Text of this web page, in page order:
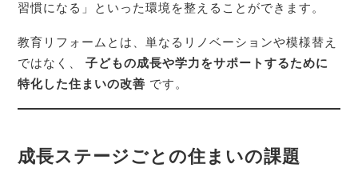
習慣になる」といった環境を整えることができます。
教育リフォームとは、単なるリノベーションや模様替え
ではなく、子どもの成長や学力をサポートするために
特化した住まいの改善 です。
成長ステージごとの住まいの課題